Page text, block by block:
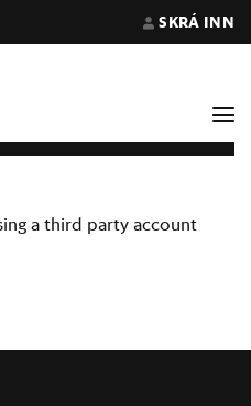
SKRÁ INN
a third party account